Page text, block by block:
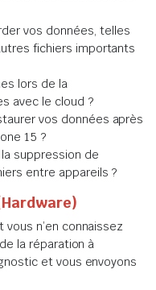
vos données, telles
fichiers importants
lors de la
avec le cloud ?
vos données après
15 ?
suppression de
entre appareils ?
n’en connaissez
la réparation à
et vous envoyons